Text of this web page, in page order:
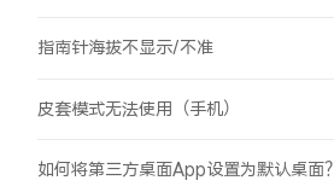
指南针海拔不显示/不准
皮套模式无法使用（手机）
如何将第三方桌面App设置为默认桌面？